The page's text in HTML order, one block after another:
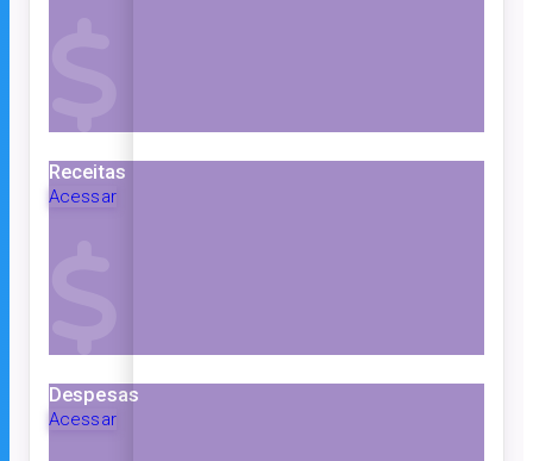
Receitas
Acessar
Despesas
Acessar